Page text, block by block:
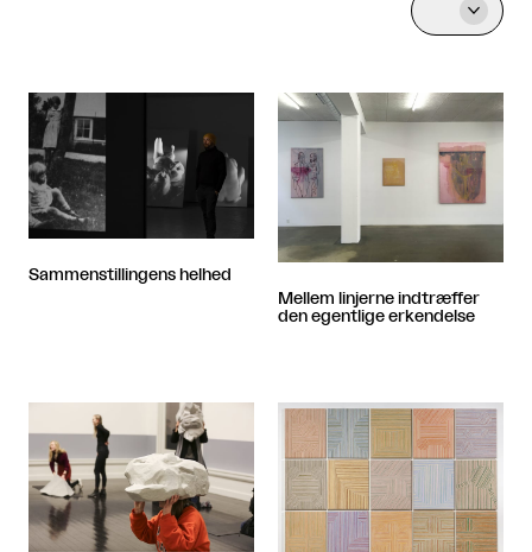

Sammenstillingens helhed
Mellem linjerne indtræffer
den egentlige erkendelse